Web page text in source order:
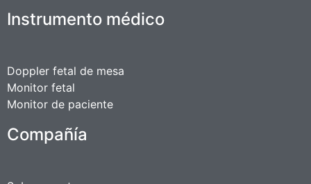
Instrumento médico
Doppler fetal de mesa
Monitor fetal
Monitor de paciente
Compañía